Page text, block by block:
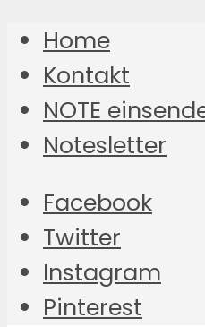
Home
Kontakt
NOTE
Notesletter
Facebook
Twitter
Instagram
Pinterest